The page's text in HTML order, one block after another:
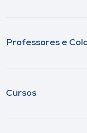
Professores e
Cursos